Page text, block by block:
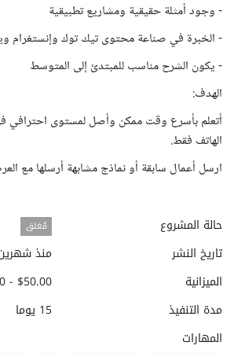
- وجود أمثلة حقيقية ومشاريع تطبيقية
- الخبرة في صناعة محتوى تيك توك وإنستغرام
- يكون الشرح مناسب للمبتدئ إلى المتوسط
الهدف:
أتعلم بأسرع وقت ممكن وأصل لمستوى احترافي
الهاتف فقط.
ارسل أعمال سابقة أو نماذج مشابهة أرسلها مع
حالة المشروع مُغلق
تاريخ النشر
منذ
الميزانية
$50.00 - $100.00
مدة التنفيذ
15 يوما
المهارات